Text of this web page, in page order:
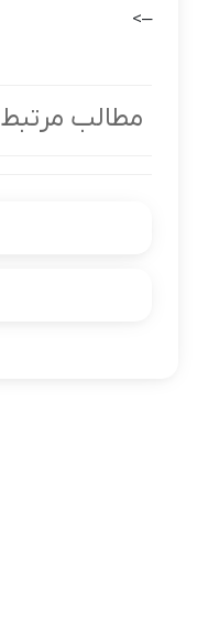
–>
مطالب مرتبط